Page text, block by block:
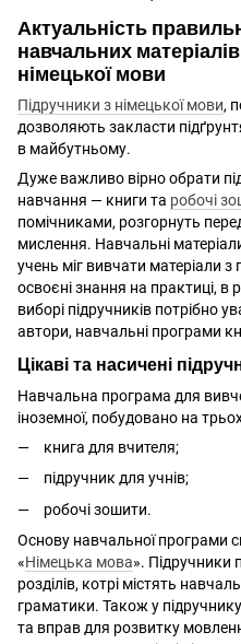
Актуальність
навчальних
німецької мови
Підручники з німецької мови,
дозволяють закласти
в майбутньому.
Дуже важливо вірно обрати
навчання — книги та робочі
помічниками, розгорнуть
мислення. Навчальні
учень міг вивчати матеріали
освоєні знання на практиці, в
виборі підручників потрібно
автори, навчальні програми
Цікаві та насичені
Навчальна програма для
іноземної, побудовано на
книга для вчителя;
підручник для учнів;
робочі зошити.
Основу навчальної програми
«Німецька мова». Підручники
розділів, котрі містять
граматики. Також у
та вправ для розвитку